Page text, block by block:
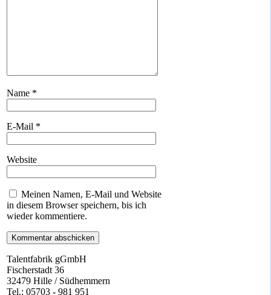
Name *
E-Mail *
Website
Meinen Namen, E-Mail und Website
in diesem Browser speichern, bis ich
wieder kommentiere.
Talentfabrik gGmbH
Fischerstadt 36
32479 Hille / Südhemmern
Tel.: 05703 - 981 951